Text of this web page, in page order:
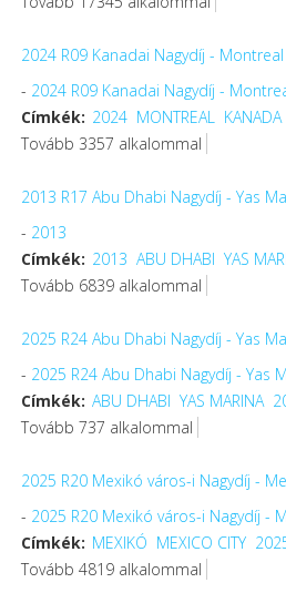
2024 R09 Kanadai Nagydíj -
- 2024 R09 Kanadai Nagydíj -
Címkék: 2024 MONTREAL KANADA
Tovább 3357 alkalommal
2013 R17 Abu Dhabi Nagydíj - Yas
- 2013
Címkék: 2013 ABU DHABI YAS
Tovább 6839 alkalommal
2025 R24 Abu Dhabi Nagydíj - Yas
- 2025 R24 Abu Dhabi Nagydíj - Yas
Címkék: ABU DHABI YAS MARINA
Tovább 737 alkalommal
2025 R20 Mexikó város-i Nagydíj -
- 2025 R20 Mexikó város-i Nagydíj -
Címkék: MEXIKÓ MEXICO CITY
Tovább 4819 alkalommal